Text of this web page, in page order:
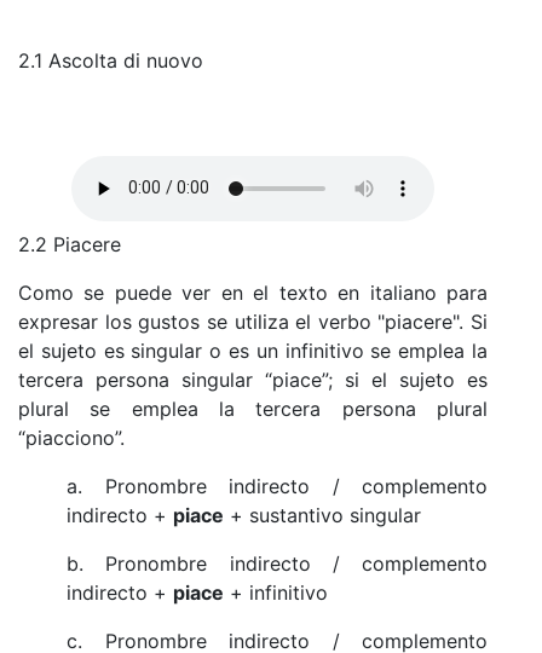
2.1 Ascolta di nuovo
2.2 Piacere
Como se puede ver en el texto en italiano para
expresar los gustos se utiliza el verbo "piacere". Si
el sujeto es singular o es un infinitivo se emplea la
tercera persona singular “piace”; si el sujeto es
plural se emplea la tercera persona plural
“piacciono”.
a. Pronombre indirecto / complemento
indirecto + piace + sustantivo singular
b. Pronombre indirecto / complemento
indirecto + piace + infinitivo
c. Pronombre indirecto / complemento